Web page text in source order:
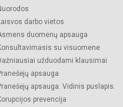
darbo vietos
duomenų apsauga
su visuomene
užduodami klausimai
apsauga
apsauga. Vidinis puslapis.
prevencija